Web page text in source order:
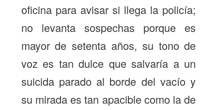
oficina para avisar si llega la policía;
no levanta sospechas porque es
mayor de setenta años, su tono de
voz es tan dulce que salvaría a un
suicida parado al borde del vacío y
su mirada es tan apacible como la de